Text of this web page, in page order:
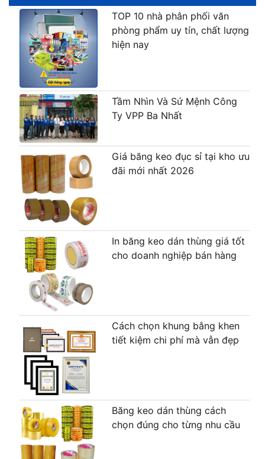
TOP 10 nhà phân phối văn
phòng phẩm uy tín, chất lượng
hiện nay
Tầm Nhìn Và Sứ Mệnh Công
Ty VPP Ba Nhất
Giá băng keo đục sỉ tại kho ưu
đãi mới nhất 2026
In băng keo dán thùng giá tốt
cho doanh nghiệp bán hàng
Cách chọn khung bằng khen
tiết kiệm chi phí mà vẫn đẹp
Băng keo dán thùng cách
chọn đúng cho từng nhu cầu